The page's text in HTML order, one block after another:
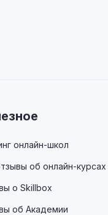
онлайн-школ
об онлайн-курсах
о Skillbox
об Академии